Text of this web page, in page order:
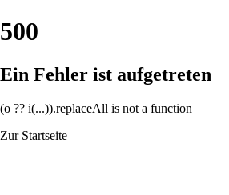
500
Ein Fehler ist aufgetreten
(o ?? i(...)).replaceAll is not a function
Zur Startseite